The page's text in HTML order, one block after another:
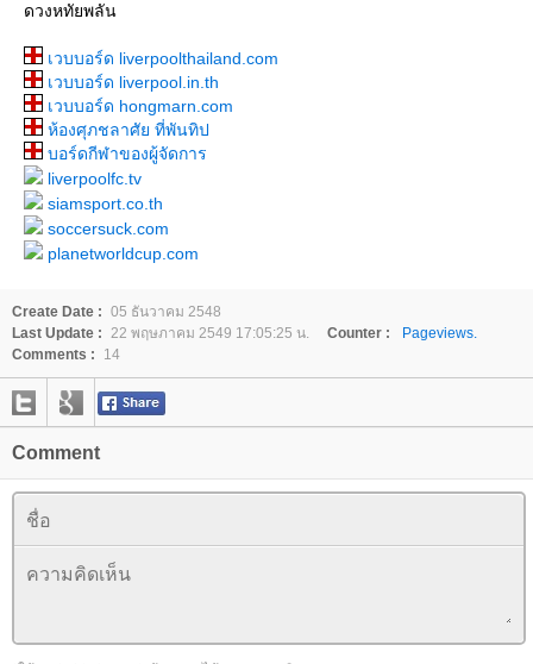
ดวงหทัยพลัน
เวบบอร์ด liverpoolthailand.com
เวบบอร์ด liverpool.in.th
เวบบอร์ด hongmarn.com
ห้องศุภชลาศัย ที่พันทิป
บอร์ดกีฬาของผู้จัดการ
liverpoolfc.tv
siamsport.co.th
soccersuck.com
planetworldcup.com
Create Date : 05 ธันวาคม 2548
Last Update : 22 พฤษภาคม 2549 17:05:25 น. Counter :
Pageviews.
Comments :
14
Comment